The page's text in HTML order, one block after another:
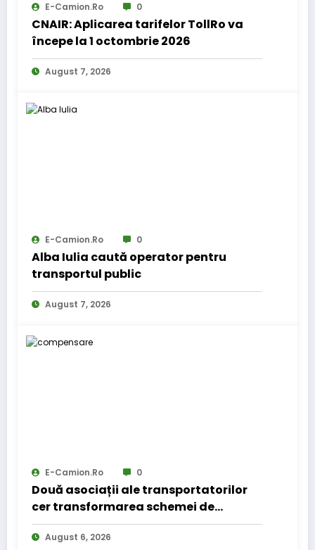
E-Camion.ro 0
CNAIR: Aplicarea tarifelor TollRo va
începe la 1 octombrie 2026
August 7, 2026
E-Camion.ro 0
Alba Iulia caută operator pentru
transportul public
August 7, 2026
E-Camion.ro 0
Două asociații ale transportatorilor
cer transformarea schemei de
compensare a accizei în mecanism
permanent
August 6, 2026